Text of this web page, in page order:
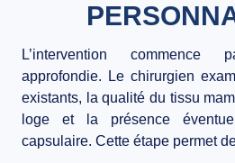
L’intervention commence
approfondie. Le chirurgien
existants, la qualité du tissu
loge et la présence
capsulaire. Cette étape permet